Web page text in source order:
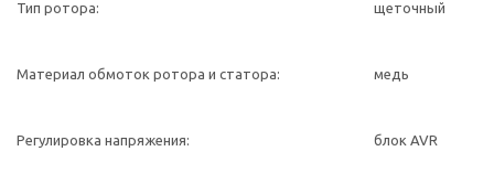
Тип ротора: щеточный
Материал обмоток ротора и статора: медь
Регулировка напряжения: блок AVR